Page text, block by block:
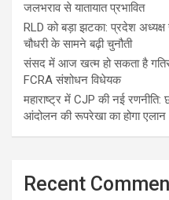
जलभराव से यातायात प्रभावित
RLD को बड़ा झटका: प्रदेश अध्यक्ष
चौधरी के सामने बढ़ी चुनौती
संसद में आज खत्म हो सकता है
FCRA संशोधन विधेयक
महाराष्ट्र में CJP की नई
आंदोलन की रूपरेखा का होगा एलान
Recent